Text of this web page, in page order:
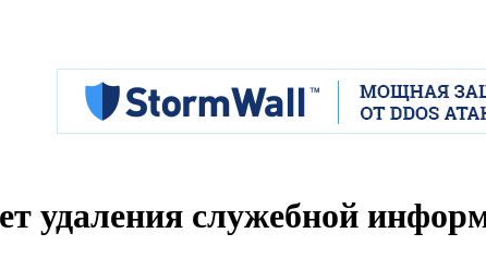
удаления служебной